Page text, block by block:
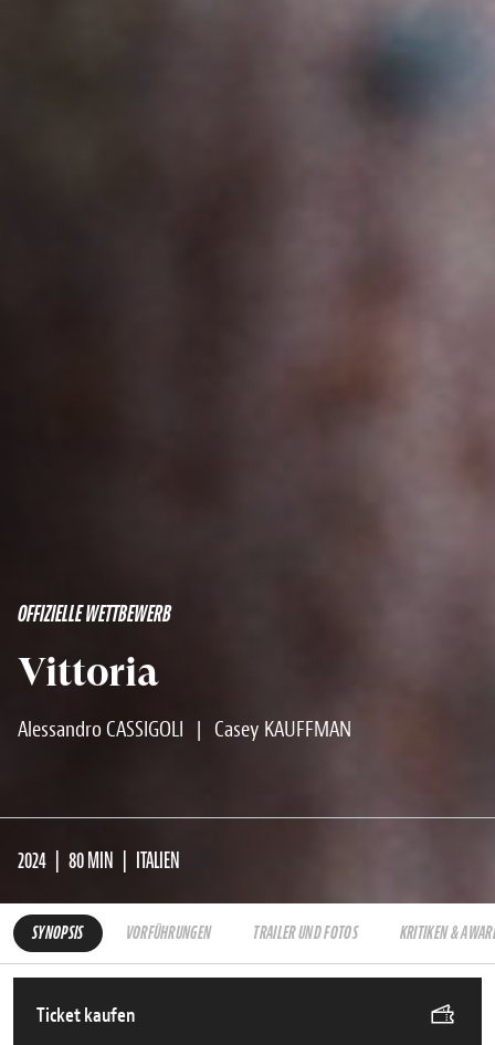
OFFIZIELLE WETTBEWERB
Vittoria
Alessandro CASSIGOLI | Casey KAUFFMAN
2024 80 MIN ITALIEN
SYNOPSIS VORFÜHRUNGEN TRAILER UND FOTOS KRITIKEN &
Ticket kaufen